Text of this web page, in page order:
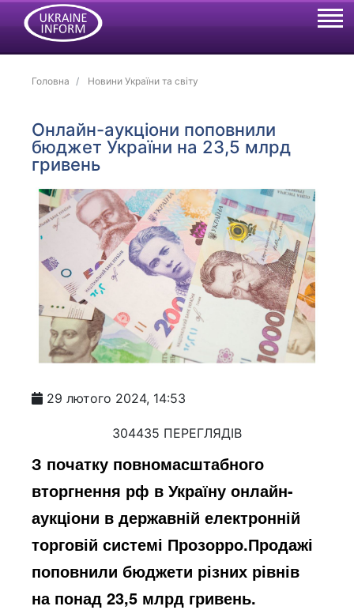
Головна Новини України та світу
Онлайн-аукціони поповнили
бюджет України на 23,5 млрд
гривень
29 лютого 2024, 14:53
304435 ПЕРЕГЛЯДІВ
З початку повномасштабного
вторгнення рф в Україну онлайн-
аукціони в державній електронній
торговій системі Прозорро.Продажі
поповнили бюджети різних рівнів
на понад 23,5 млрд гривень.